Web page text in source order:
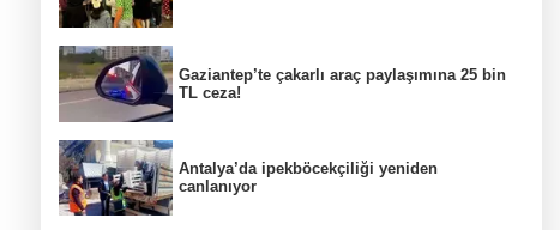
Gaziantep’te çakarlı araç paylaşımına 25 bin
TL ceza!
Antalya’da ipekböcekçiliği yeniden
canlanıyor